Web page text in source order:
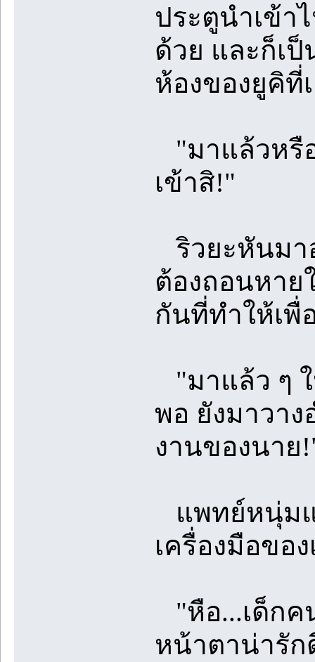
ประตูนำเข้า
ด้วย และก็เ
ห้องของยูคิ
"มาแล้วหรื
เข้าสิ!"
ริวยะหันมา
ต้องถอนหาย
กันที่ทำให้เพื่
"มาแล้ว ๆ
พอ ยังมาวา
งานของนาย
แพทย์หนุ่มแ
เครื่องมือขอ
"หือ...เด็กค
หน้าตาน่ารัก